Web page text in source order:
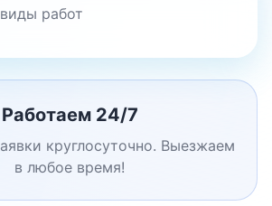
работ
Работаем 24/7
круглосуточно. Выезжаем
в любое время!